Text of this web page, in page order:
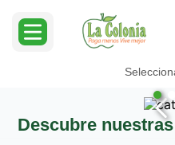
Descubre